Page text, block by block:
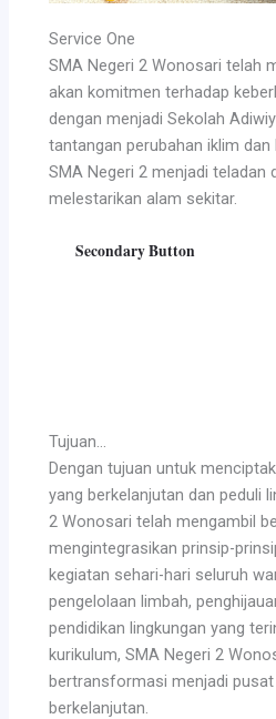
Service One
SMA Negeri 2 Wonosari telah
akan komitmen terhadap
dengan menjadi Sekolah
tantangan perubahan iklim dan
SMA Negeri 2 menjadi teladan
melestarikan alam sekitar.
Secondary Button
Tujuan…
Dengan tujuan untuk
yang berkelanjutan dan peduli
2 Wonosari telah mengambil
mengintegrasikan prinsip-
kegiatan sehari-hari seluruh
pengelolaan limbah,
pendidikan lingkungan yang
kurikulum, SMA Negeri 2
bertransformasi menjadi pusat
berkelanjutan.